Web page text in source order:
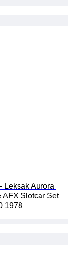
Leksak Aurora
AFX Slotcar Set
1978